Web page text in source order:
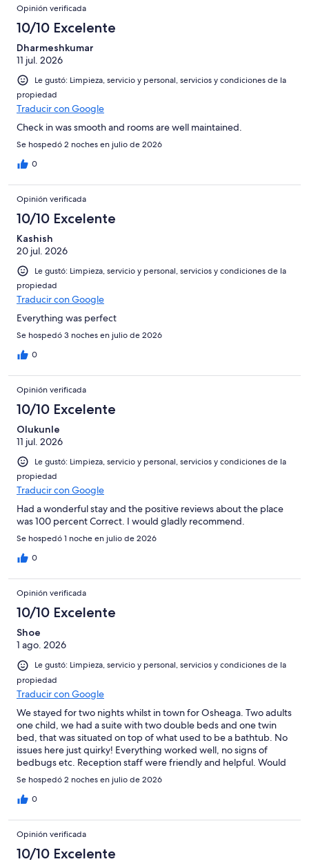
Opinión verificada
10/10 Excelente
Dharmeshkumar
11 jul. 2026
Le gustó: Limpieza, servicio y personal, servicios y condiciones de la
propiedad
Traducir con Google
Check in was smooth and rooms are well maintained.
Se hospedó 2 noches en julio de 2026
0
Opinión verificada
10/10 Excelente
Kashish
20 jul. 2026
Le gustó: Limpieza, servicio y personal, servicios y condiciones de la
propiedad
Traducir con Google
Everything was perfect
Se hospedó 3 noches en julio de 2026
0
Opinión verificada
10/10 Excelente
Olukunle
11 jul. 2026
Le gustó: Limpieza, servicio y personal, servicios y condiciones de la
propiedad
Traducir con Google
Had a wonderful stay and the positive reviews about the place
was 100 percent Correct. I would gladly recommend.
Se hospedó 1 noche en julio de 2026
0
Opinión verificada
10/10 Excelente
Shoe
1 ago. 2026
Le gustó: Limpieza, servicio y personal, servicios y condiciones de la
propiedad
Traducir con Google
We stayed for two nights whilst in town for Osheaga. Two adults
one child, we had a suite with two double beds and one twin
bed, that was situated on top of what used to be a bathtub. No
issues here just quirky! Everything worked well, no signs of
bedbugs etc. Reception staff were friendly and helpful. Would
stay again.
Se hospedó 2 noches en julio de 2026
0
Opinión verificada
10/10 Excelente